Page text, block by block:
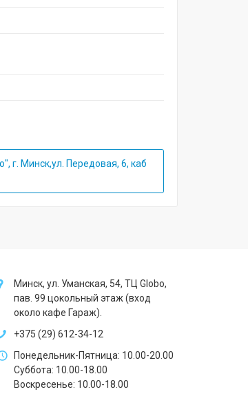
г. Минск,ул. Передовая, 6, каб
Минск, ул. Уманская, 54, ТЦ Globo,
пав. 99 цокольный этаж (вход
около кафе Гараж).
+375 (29) 612-34-12
Понедельник-Пятница: 10.00-20.00
Суббота: 10.00-18.00
Воскресенье: 10.00-18.00